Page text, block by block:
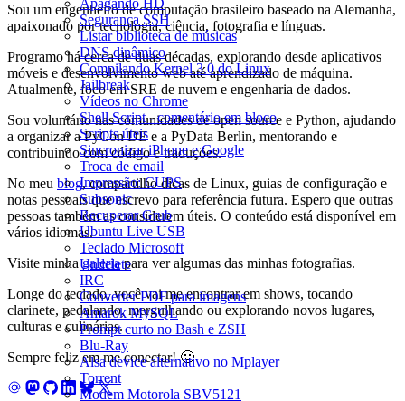
Apagando HD
Segurança SSH
Listar biblioteca de músicas
DNS dinâmico
Compilando Kernel 3.0 do Linux
Jailbreak
Vídeos no Chrome
Shell Script - comentário em bloco
Scripts úteis
Sincronizar iPhone e Google
Troca de email
Impressão: CUPS
Subsonic
Recuperar Grub
Ubuntu Live USB
Teclado Microsoft
Undelete
IRC
Converter PDF para imagens
Amarok MySQL
Prompt curto no Bash e ZSH
Blu-Ray
Alsa device alternativo no Mplayer
Torrent
Modem Motorola SBV5121
Sou um engenheiro de computação brasileiro baseado na Alemanha,
apaixonado por tecnologia, ciência, fotografia e línguas.
Programo há cerca de duas décadas, explorando desde aplicativos
móveis e desenvolvimento web até aprendizado de máquina.
Atualmente, foco em SRE de nuvem e engenharia de dados.
Sou voluntário nas comunidades de open source e Python, ajudando
a organizar a PyCon DE e a PyData Berlin, mentorando e
contribuindo com código e traduções.
No meu blog, compartilho dicas de Linux, guias de configuração e
notas pessoais que escrevo para referência futura. Espero que outras
pessoas também as considerem úteis. O conteúdo está disponível em
vários idiomas.
Visite minhagaleriapara ver algumas das minhas fotografias.
Longe do teclado, você vai me encontrar em shows, tocando
clarinete, pedalando, mergulhando ou explorando novos lugares,
culturas e culinárias.
Sempre feliz em me conectar! 🙂